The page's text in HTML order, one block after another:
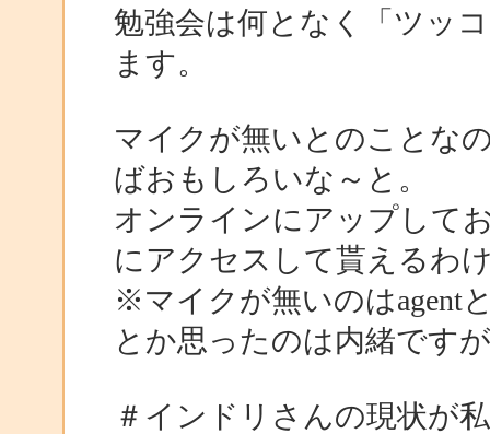
勉強会は何となく「ツッ
ます。
マイクが無いとのことな
ばおもしろいな～と。
オンラインにアップして
にアクセスして貰えるわ
※マイクが無いのはagent
とか思ったのは内緒です
＃インドリさんの現状が